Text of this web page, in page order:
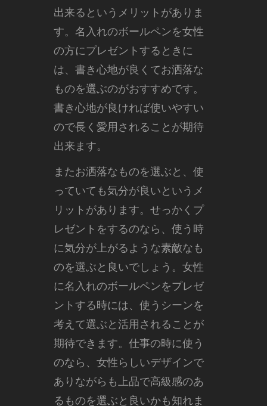
出来るというメリットがありま
す。名入れのボールペンを女性
の方にプレゼントするときに
は、書き心地が良くてお洒落な
ものを選ぶのがおすすめです。
書き心地が良ければ使いやすい
ので長く愛用されることが期待
出来ます。
またお洒落なものを選ぶと、使
っていても気分が良いというメ
リットがあります。せっかくプ
レゼントをするのなら、使う時
に気分が上がるような素敵なも
のを選ぶと良いでしょう。女性
に名入れのボールペンをプレゼ
ントする時には、使うシーンを
考えて選ぶと活用されることが
期待できます。仕事の時に使う
のなら、女性らしいデザインで
ありながらも上品で高級感のあ
るものを選ぶと良いかも知れま